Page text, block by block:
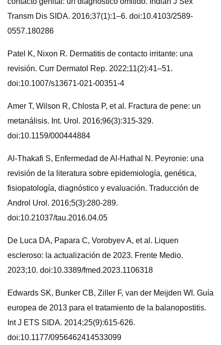
Transm Dis SIDA. 2016;37(1):1–6. doi:10.4103/2589-
0557.180286
Patel K, Nixon R. Dermatitis de contacto irritante: una
revisión. Curr Dermatol Rep. 2022;11(2):41–51.
doi:10.1007/s13671-021-00351-4
Amer T, Wilson R, Chlosta P, et al. Fractura de pene: un
metanálisis. Int. Urol. 2016;96(3):315-329.
doi:10.1159/000444884
Al-Thakafi S, Enfermedad de Al-Hathal N. Peyronie: una
revisión de la literatura sobre epidemiología, genética,
fisiopatología, diagnóstico y evaluación. Traducción de
Androl Urol. 2016;5(3):280-289.
doi:10.21037/tau.2016.04.05
De Luca DA, Papara C, Vorobyev A, et al. Liquen
escleroso: la actualización de 2023. Frente Medio.
2023;10. doi:10.3389/fmed.2023.1106318
Edwards SK, Bunker CB, Ziller F, van der Meijden WI. Guía
europea de 2013 para el tratamiento de la balanopostitis.
Int J ETS SIDA. 2014;25(9):615-626.
doi:10.1177/0956462414533099